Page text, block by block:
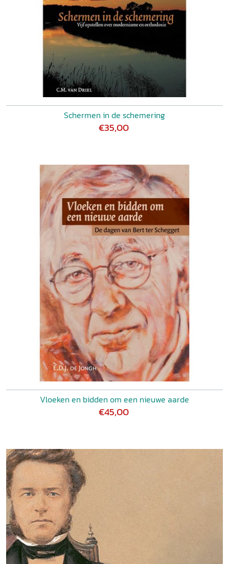
Schermen in de schemering
€35,00
Vloeken en bidden om een nieuwe aarde
€45,00